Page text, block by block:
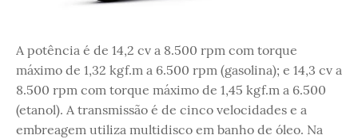
A potência é de 14,2 cv a 8.500 rpm com torque
máximo de 1,32 kgf.m a 6.500 rpm (gasolina); e 14,3 cv a
8.500 rpm com torque máximo de 1,45 kgf.m a 6.500
(etanol). A transmissão é de cinco velocidades e a
embreagem utiliza multidisco em banho de óleo. Na